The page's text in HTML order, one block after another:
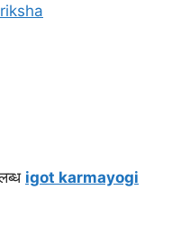
igot karmayogi